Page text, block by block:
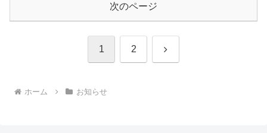
次のページ
1 2 次
ホーム お知らせ